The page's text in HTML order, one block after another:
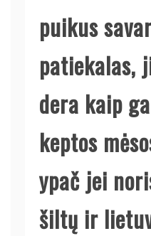
puikus
patiekalas,
dera kaip
keptos
ypač jei
šiltų ir